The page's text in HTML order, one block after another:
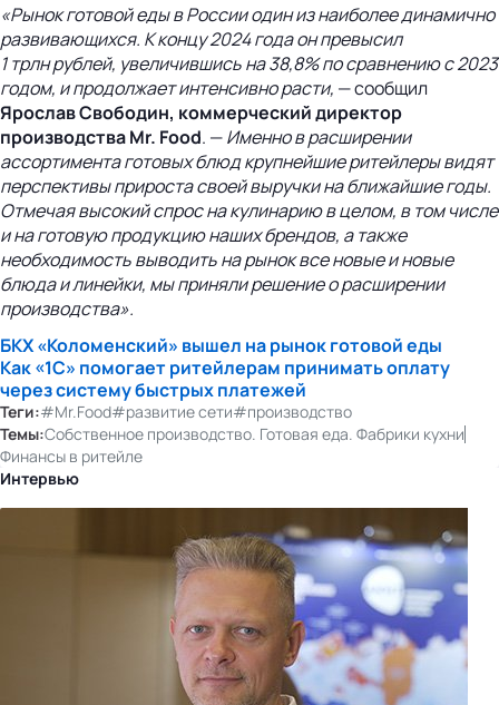
«Рынок готовой еды в России один из наиболее динамично
развивающихся. К концу 2024 года он превысил
1 трлн рублей, увеличившись на 38,8% по сравнению с 2023
годом, и продолжает интенсивно расти, — сообщил
Ярослав Свободин, коммерческий директор
производства Mr. Food. —Именно в расширении
ассортимента готовых блюд крупнейшие ритейлеры видят
перспективы прироста своей выручки на ближайшие годы.
Отмечая высокий спрос на кулинарию в целом, в том числе
и на готовую продукцию наших брендов, а также
необходимость выводить на рынок все новые и новые
блюда и линейки, мы приняли решение о расширении
производства».
БКХ «Коломенский» вышел на рынок готовой еды
Как «1С» помогает ритейлерам принимать оплату
через систему быстрых платежей
Теги:#Mr.Food#развитие сети#производство
Темы:Собственное производство. Готовая еда. Фабрики кухни
Финансы в ритейле
Интервью